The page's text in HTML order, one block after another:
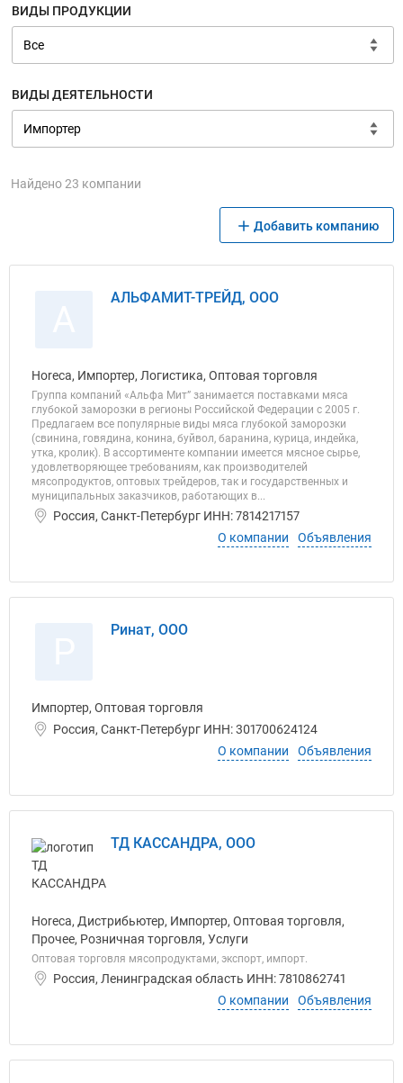
ВИДЫ ПРОДУКЦИИ
ВИДЫ ДЕЯТЕЛЬНОСТИ
Найдено 23 компании
Добавить компанию
АЛЬФАМИТ-ТРЕЙД, ООО
Horeca, Импортер, Логистика, Оптовая торговля
Группа компаний «Альфа Мит” занимается поставками мяса
глубокой заморозки в регионы Российской Федерации с 2005 г.
Предлагаем все популярные виды мяса глубокой заморозки
(свинина, говядина, конина, буйвол, баранина, курица, индейка,
утка, кролик). В ассортименте компании имеется мясное сырье,
удовлетворяющее требованиям, как производителей
мясопродуктов, оптовых трейдеров, так и государственных и
муниципальных заказчиков, работающих в...
Россия, Санкт-Петербург ИНН: 7814217157
О компании
Объявления
Ринат, ООО
Импортер, Оптовая торговля
Россия, Санкт-Петербург ИНН: 301700624124
О компании
Объявления
ТД КАССАНДРА, ООО
Horeca, Дистрибьютер, Импортер, Оптовая торговля,
Прочее, Розничная торговля, Услуги
Оптовая торговля мясопродуктами, экспорт, импорт.
Россия, Ленинградская область ИНН: 7810862741
О компании
Объявления